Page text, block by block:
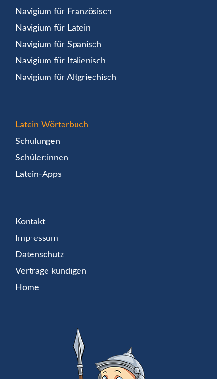
Navigium für Französisch
Navigium für Latein
Navigium für Spanisch
Navigium für Italienisch
Navigium für Altgriechisch
Latein Wörterbuch
Schulungen
Schüler:innen
Latein-Apps
Kontakt
Impressum
Datenschutz
Verträge kündigen
Home